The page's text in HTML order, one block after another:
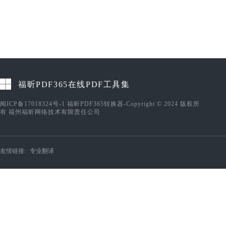
福昕PDF365在线PDF工具集
闽ICP备17018324号-1 福昕PDF365转换器-Copyright © 2024 版权所
有 福州福昕网络技术有限责任公司
友情链接: 专业翻译